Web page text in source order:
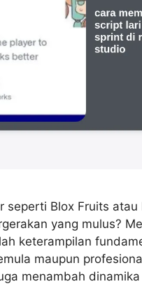
seperti Blox Fruits atau
yang mulus?
keterampilan
maupun
menambah